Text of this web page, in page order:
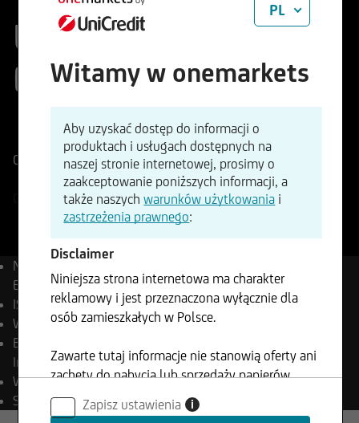
UC Next Generation
Energy Index
DE000A3CYRP0
WKN
A3CYRP
Cena referencyjna1636,05PunktyZmiana
+83,47%+1365,60
07.08.2026 - 00:00
Nazwa
Energy Index
ISIN
DE000A3CYRP0
WKN
A3CYRP
Bloomberg
Index
Waluta EUR
Stopa inwestycji 0,00 %
PL
Witamy w onemarkets
Aby uzyskać dostęp do informacji o
produktach i usługach dostępnych na
naszej stronie internetowej, prosimy o
zaakceptowanie poniższych informacji, a
także naszychwarunków użytkowania i
zastrzeżenia prawnego:
Disclaimer
Niniejsza strona internetowa ma charakter
reklamowy i jest przeznaczona wyłącznie dla
osób zamieszkałych w Polsce.
Zawarte tutaj informacje nie stanowią oferty ani
zachęty do nabycia lub sprzedaży papierów
wartościowych i nie mogą być wykorzystywane
w żadnej jurysdykcji, w której takie
Zapisz ustawienia i